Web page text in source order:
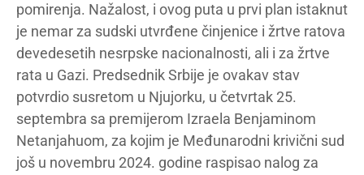
pomirenja. Nažalost, i ovog puta u prvi plan istaknut
je nemar za sudski utvrđene činjenice i žrtve ratova
devedesetih nesrpske nacionalnosti, ali i za žrtve
rata u Gazi. Predsednik Srbije je ovakav stav
potvrdio susretom u Njujorku, u četvrtak 25.
septembra sa premijerom Izraela Benjaminom
Netanjahuom, za kojim je Međunarodni krivični sud
još u novembru 2024. godine raspisao nalog za